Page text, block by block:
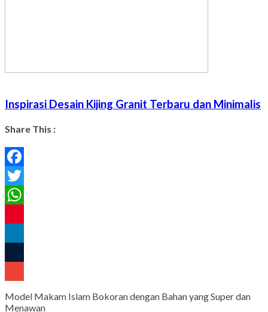
Inspirasi Desain Kijing Granit Terbaru dan Minimalis
Share This :
Facebook
Twitter